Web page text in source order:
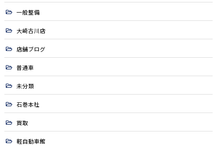
一般整備
大崎古川店
店舗ブログ
普通車
未分類
石巻本社
買取
軽自動車館